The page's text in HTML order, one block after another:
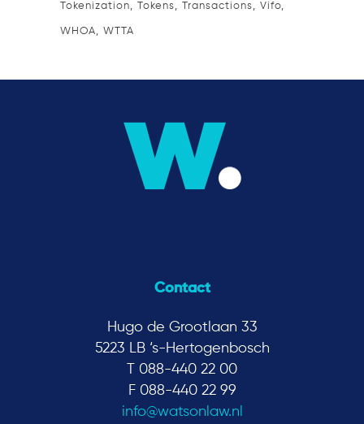
Tokenization Tokens Transactions Vifo
WHOA WTTA
Contact
Hugo de Grootlaan 33
5223 LB ‘s-Hertogenbosch
T 088-440 22 00
F 088-440 22 99
info@watsonlaw.nl